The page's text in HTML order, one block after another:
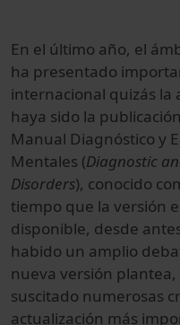
En el último año, el
ha presentado
internacional quizás la
haya sido la
Manual Diagnóstico y
Mentales (Diagnostic
Disorders), conocido
tiempo que la versión
disponible, desde
habido un amplio
nueva versión
suscitado numerosas
actualización más